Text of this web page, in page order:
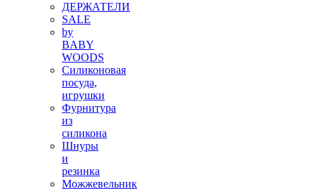
ДЕРЖАТЕЛИ
SALE
by
BABY
WOODS
Силиконовая
посуда,
игрушки
Фурнитура
из
силикона
Шнуры
и
резинка
Можжевельник